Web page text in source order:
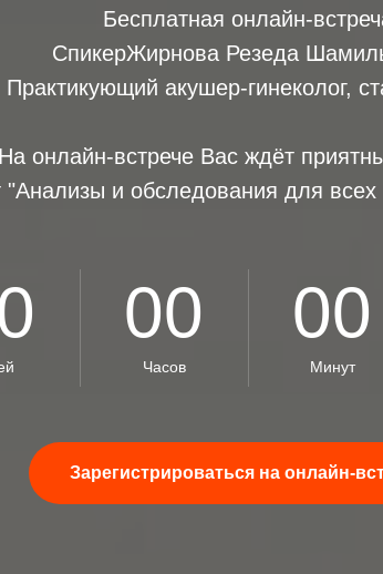
Бесплатная онлайн-
СпикерЖирнова Резеда
Практикующий акушер-гинеколог,
онлайн-встрече Вас ждёт
"Анализы и обследования для
00
Часов
00
Минут
Зарегистрироваться на онлайн-